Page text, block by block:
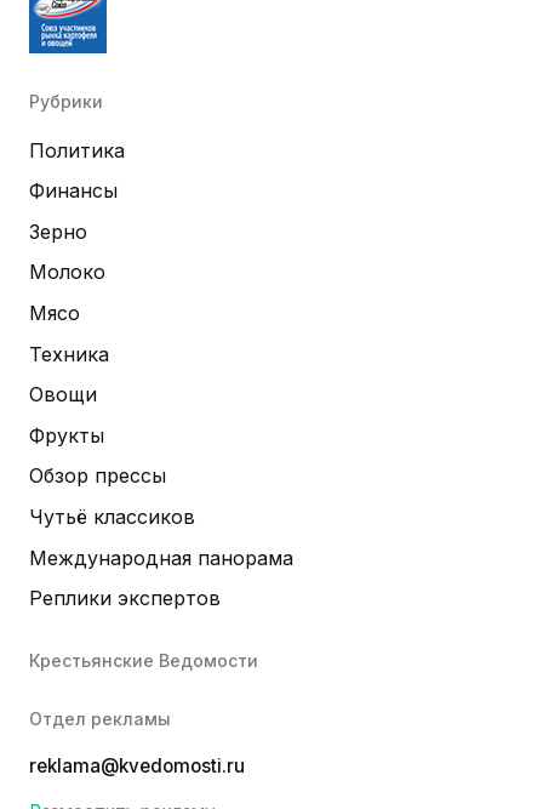
Рубрики
Политика
Финансы
Зерно
Молоко
Мясо
Техника
Овощи
Фрукты
Обзор прессы
Чутьё классиков
Международная панорама
Реплики экспертов
Крестьянские Ведомости
Отдел рекламы
reklama@kvedomosti.ru